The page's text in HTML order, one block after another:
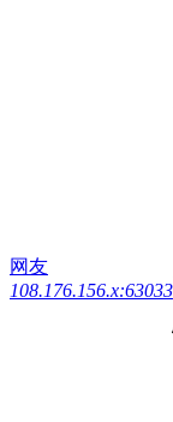
网友
108.176.156.x:63033